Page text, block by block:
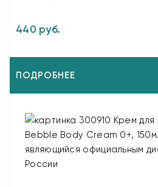
440 руб.
ПОДРОБНЕЕ